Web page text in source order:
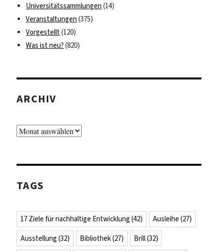
Universitätssammlungen (14)
Veranstaltungen (375)
Vorgestellt(120)
Was ist neu? (820)
ARCHIV
Archiv
TAGS
17 Ziele für nachhaltige Entwicklung (42) Ausleihe (27)
Ausstellung (32) Bibliothek(27) Brill(32)